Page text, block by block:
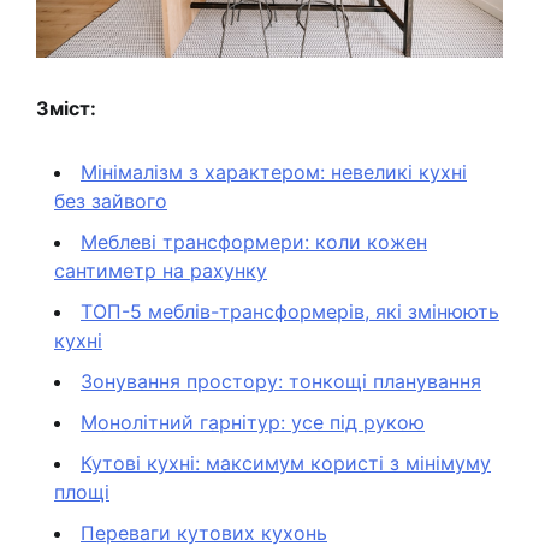
Зміст:
Мінімалізм з характером: невеликі кухні
без зайвого
Меблеві трансформери: коли кожен
сантиметр на рахунку
ТОП-5 меблів-трансформерів, які змінюють
кухні
Зонування простору: тонкощі планування
Монолітний гарнітур: усе під рукою
Кутові кухні: максимум користі з мінімуму
площі
Переваги кутових кухонь